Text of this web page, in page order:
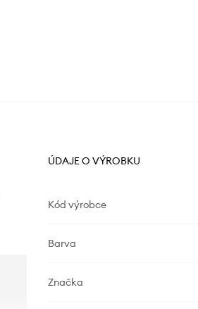
ÚDAJE O VÝROBKU
Kód výrobce
Barva
Značka